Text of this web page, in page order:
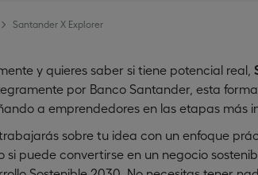
Santander X Explorer
y quieres saber si tiene potencial real,
por Banco Santander, esta
a emprendedores en las etapas más
trabajarás sobre tu idea con un enfoque
puede convertirse en un negocio